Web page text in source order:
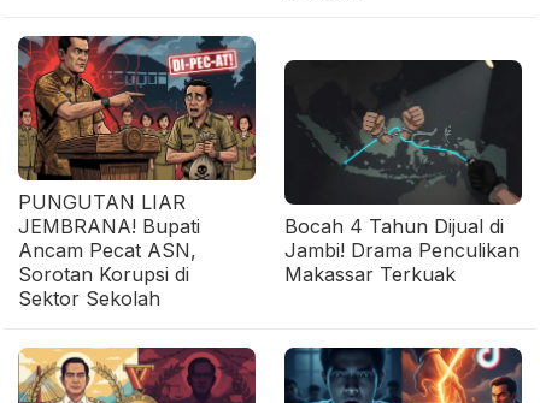
PUNGUTAN LIAR
JEMBRANA! Bupati
Ancam Pecat ASN,
Sorotan Korupsi di
Sektor Sekolah
Bocah 4 Tahun Dijual di
Jambi! Drama Penculikan
Makassar Terkuak